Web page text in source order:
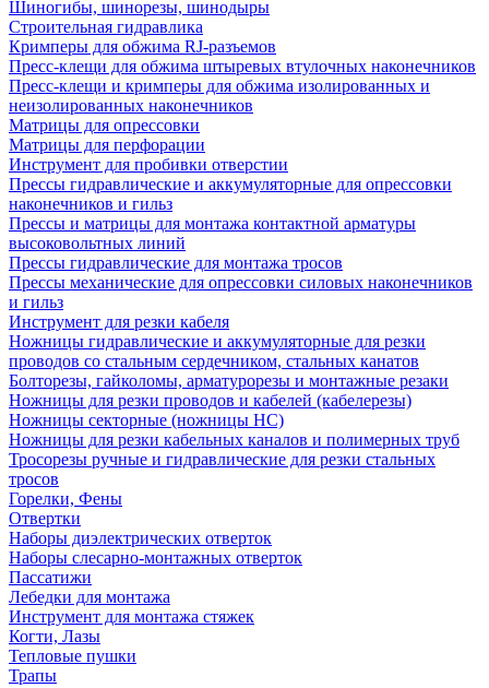
Шиногибы, шинорезы, шинодыры
Строительная гидравлика
Кримперы для обжима RJ-разъемов
Пресс-клещи для обжима штыревых втулочных наконечников
Пресс-клещи и кримперы для обжима изолированных и
неизолированных наконечников
Матрицы для опрессовки
Матрицы для перфорации
Инструмент для пробивки отверстии
Прессы гидравлические и аккумуляторные для опрессовки
наконечников и гильз
Прессы и матрицы для монтажа контактной арматуры
высоковольтных линий
Прессы гидравлические для монтажа тросов
Прессы механические для опрессовки силовых наконечников
и гильз
Инструмент для резки кабеля
Ножницы гидравлические и аккумуляторные для резки
проводов со стальным сердечником, стальных канатов
Болторезы, гайколомы, арматурорезы и монтажные резаки
Ножницы для резки проводов и кабелей (кабелерезы)
Ножницы секторные (ножницы НС)
Ножницы для резки кабельных каналов и полимерных труб
Тросорезы ручные и гидравлические для резки стальных
тросов
Горелки, Фены
Отвертки
Наборы диэлектрических отверток
Наборы слесарно-монтажных отверток
Пассатижи
Лебедки для монтажа
Инструмент для монтажа стяжек
Когти, Лазы
Тепловые пушки
Трапы